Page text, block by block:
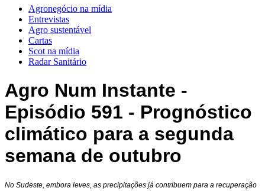
Agronegócio na mídia
Entrevistas
Agro sustentável
Cartas
Scot na mídia
Radar Sanitário
Agro Num Instante -
Episódio 591 - Prognóstico
climático para a segunda
semana de outubro
No Sudeste, embora leves, as precipitações já contribuem para a recuperação